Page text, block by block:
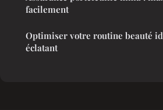
facilement
Optimiser votre routine beauté
éclatant